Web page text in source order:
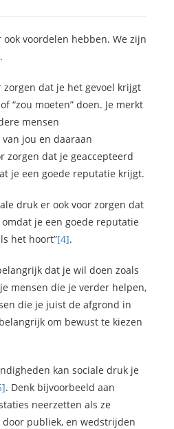
voordelen hebben. We zijn
zorgen dat je het gevoel krijgt
“zou moeten” doen. Je merkt
mensen
jou en daaraan
zorgen dat je geaccepteerd
je een goede reputatie krijgt.
druk er ook voor zorgen dat
je een goede reputatie
het hoort”[4].
dat je wil doen zoals
mensen die je verder helpen,
die je juist de afgrond in
om bewust te kiezen
kan sociale druk je
. Denk bijvoorbeeld aan
neerzetten als ze
publiek, en wedstrijden